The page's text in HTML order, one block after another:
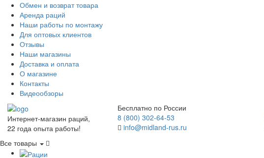
Обмен и возврат товара
Аренда раций
Наши работы по монтажу
Для оптовых клиентов
Отзывы
Наши магазины
Доставка и оплата
О магазине
Контакты
Видеообзоры
Интернет-магазин раций,
22 года опыта работы!
Бесплатно по России
8 (800) 302-64-53
info@midland-rus.ru
Все товары